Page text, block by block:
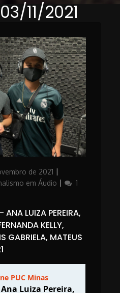
11/2021
de 2021
em Áudio
1
ANA LUIZA PEREIRA,
KELLY,
GABRIELA, MATEUS